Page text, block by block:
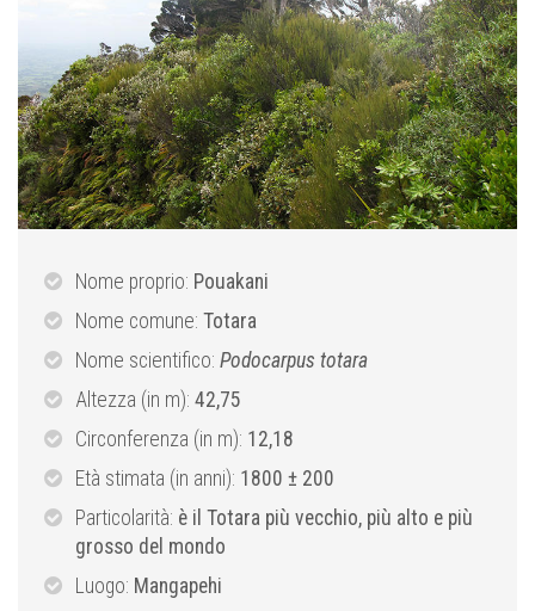
Nome proprio: Pouakani
Nome comune: Totara
Nome scientifico: Podocarpus totara
Altezza (in m): 42,75
Circonferenza (in m): 12,18
Età stimata (in anni): 1800 ± 200
Particolarità: è il Totara più vecchio, più alto e più
grosso del mondo
Luogo: Mangapehi